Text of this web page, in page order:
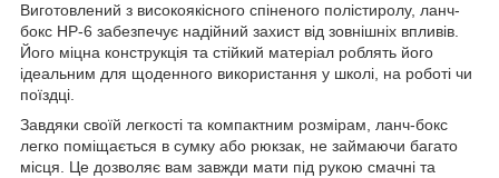
Виготовлений з високоякісного спіненого полістиролу, ланч-
бокс HP-6 забезпечує надійний захист від зовнішніх впливів.
Його міцна конструкція та стійкий матеріал роблять його
ідеальним для щоденного використання у школі, на роботі чи
поїздці.
Завдяки своїй легкості та компактним розмірам, ланч-бокс
легко поміщається в сумку або рюкзак, не займаючи багато
місця. Це дозволяє вам завжди мати під рукою смачні та